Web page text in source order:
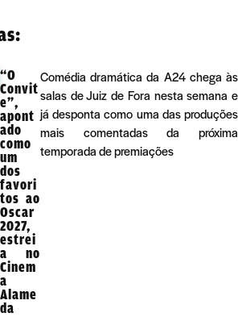
“O
Convit
e”,
apont
ado
como
um
dos
favori
tos ao
Oscar
2027,
estrei
a no
Cinem
a
Alame
da
Comédia dramática da A24 chega às
salas de Juiz de Fora nesta semana e
já desponta como uma das produções
mais comentadas da próxima
temporada de premiações